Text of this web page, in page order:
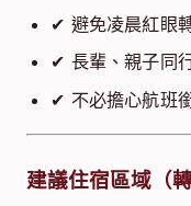
✔ 避免凌晨紅眼
✔ 長輩、親子同
✔ 不必擔心航班
建議住宿區域（